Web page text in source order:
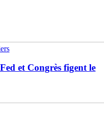
et Congrès figent le